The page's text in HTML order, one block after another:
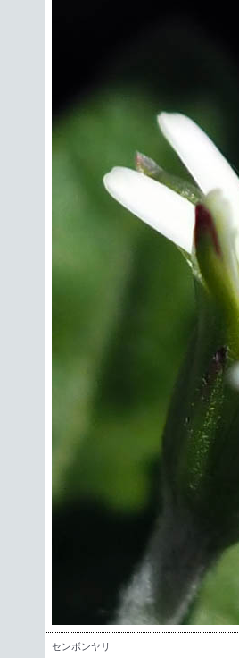
センボンヤリ